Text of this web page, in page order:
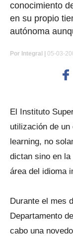
conocimiento
en su propio
autónoma
Por Integral | 05-03-
El Instituto
utilización de
learning, no
dictan sino en
área del idioma
Durante el mes
Departamento
cabo una